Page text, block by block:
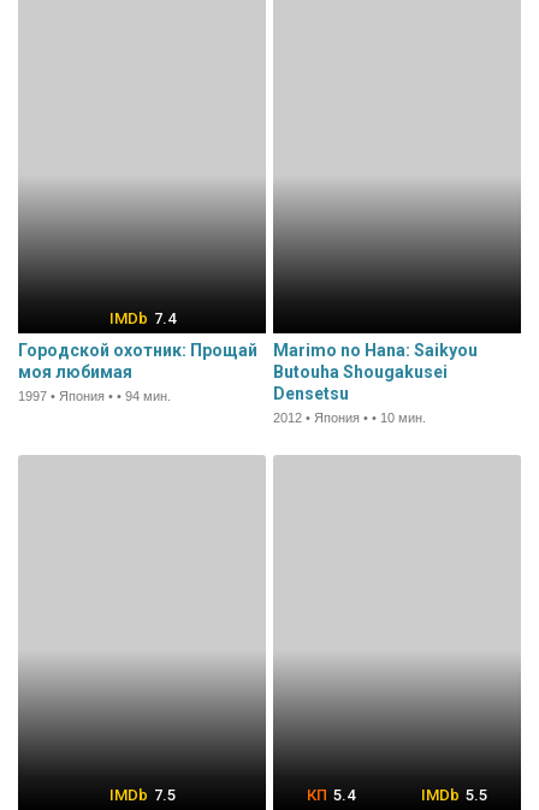
7.4
Городской охотник: Прощай
моя любимая
1997 • Япония • • 94 мин.
Marimo no Hana: Saikyou
Butouha Shougakusei
Densetsu
2012 • Япония • • 10 мин.
7.5 5.4 5.5